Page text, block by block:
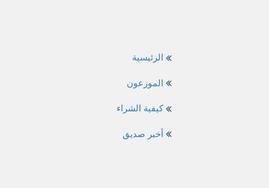
الرئيسية
الموزعون
كيفية الشراء
أخبر صديق